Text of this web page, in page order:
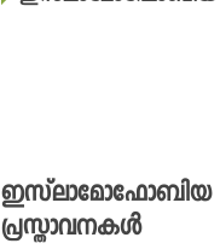
ഇസ്‌ലാമോഫോബിയ
പ്രസ്താവനകൾ